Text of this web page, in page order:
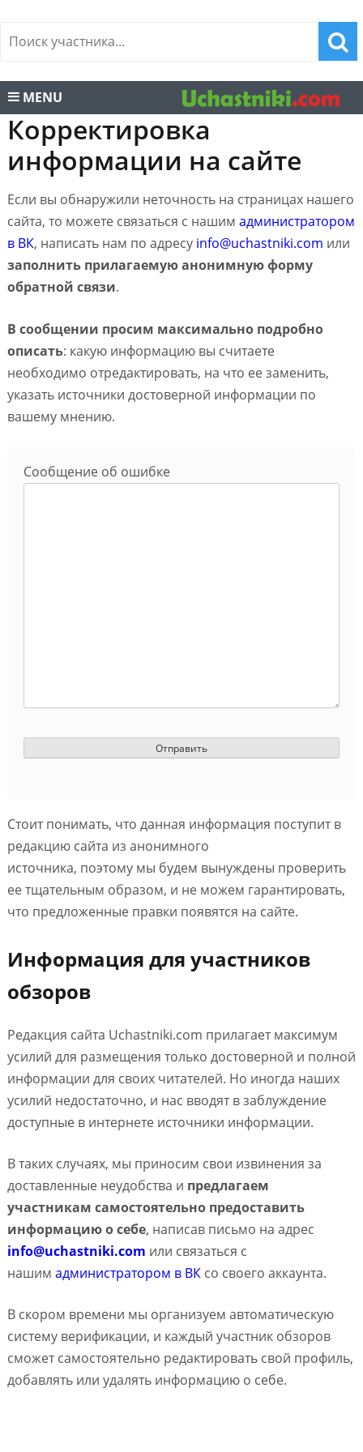
MENU
Корректировка
информации на сайте
Если вы обнаружили неточность на страницах нашего
сайта, то можете связаться с нашим администратором
в ВК, написать нам по адресу info@uchastniki.com или
заполнить прилагаемую анонимную форму
обратной связи.
В сообщении просим максимально подробно
описать: какую информацию вы считаете
необходимо отредактировать, на что ее заменить,
указать источники достоверной информации по
вашему мнению.
Сообщение об ошибке
Стоит понимать, что данная информация поступит в
редакцию сайта из анонимного
источника, поэтому мы будем вынуждены проверить
ее тщательным образом, и не можем гарантировать,
что предложенные правки появятся на сайте.
Информация для участников
обзоров
Редакция сайта Uchastniki.com прилагает максимум
усилий для размещения только достоверной и полной
информации для своих читателей. Но иногда наших
усилий недостаточно, и нас вводят в заблуждение
доступные в интернете источники информации.
В таких случаях, мы приносим свои извинения за
доставленные неудобства и предлагаем
участникам самостоятельно предоставить
информацию о себе, написав письмо на адрес
info@uchastniki.com или связаться с
нашим администратором в ВКсо своего аккаунта.
В скором времени мы организуем автоматическую
систему верификации, и каждый участник обзоров
сможет самостоятельно редактировать свой профиль,
добавлять или удалять информацию о себе.